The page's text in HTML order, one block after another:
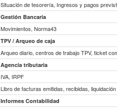
Situación de tesorería, Ingresos y pagos
Gestión Bancaria
Movimientos, Norma43
TPV / Arqueo de caja
Arqueo diario, centros de trabajo TPV, ticket
Agencia tributaria
IVA, IRPF
Libro de facturas emitidas, recibidas,
Informes Contabilidad